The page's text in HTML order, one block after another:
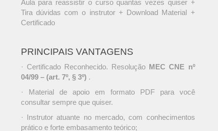
Aula para reassistir o curso quantas vezes quiser +
Tira dúvidas com o instrutor + Download Material +
Certificado
PRINCIPAIS VANTAGENS
· Certificado Reconhecido. Resolução MEC CNE nº
04/99 – (art. 7º, § 3º) .
· Material de apoio em formato PDF para você
consultar sempre que quiser.
· Instrutor atuante no mercado, com conhecimentos
prático e forte embasamento teórico;